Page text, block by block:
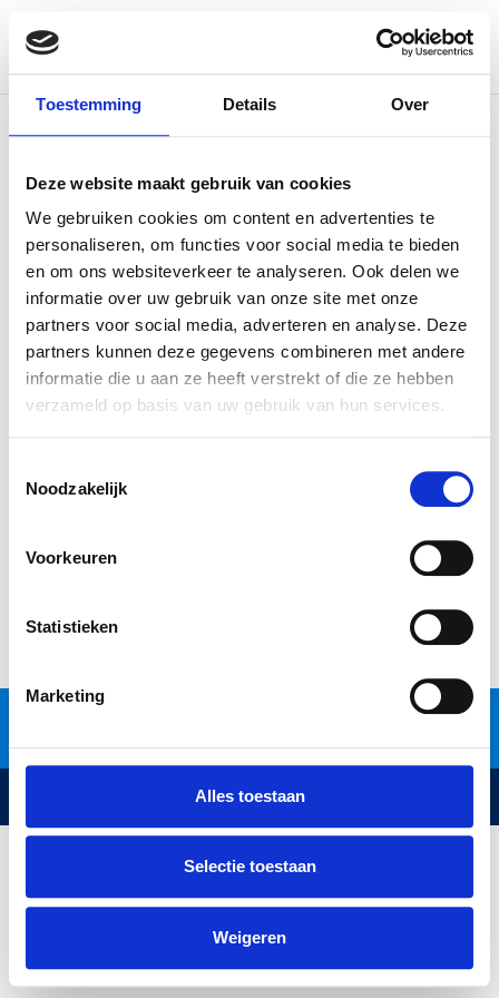
Toestemming Details Over
Deze website maakt gebruik van cookies
We gebruiken cookies om content en advertenties te
personaliseren, om functies voor social media te bieden
en om ons websiteverkeer te analyseren. Ook delen we
informatie over uw gebruik van onze site met onze
partners voor social media, adverteren en analyse. Deze
partners kunnen deze gegevens combineren met andere
informatie die u aan ze heeft verstrekt of die ze hebben
verzameld op basis van uw gebruik van hun services.
Noodzakelijk
Voorkeuren
Statistieken
Marketing
Alles toestaan
Selectie toestaan
Weigeren
WONINGTYPE
Copyright Concept Wonen by Allure Bouw